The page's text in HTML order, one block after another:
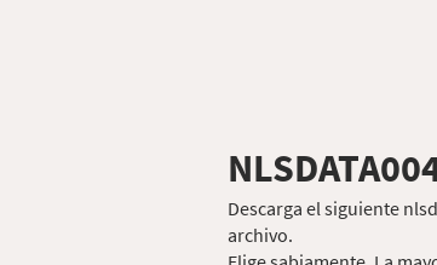
Descarga el siguiente
archivo.